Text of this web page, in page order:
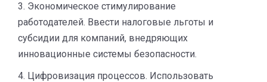
3. Экономическое стимулирование
работодателей. Ввести налоговые льготы и
субсидии для компаний, внедряющих
инновационные системы безопасности.
4. Цифровизация процессов. Использовать